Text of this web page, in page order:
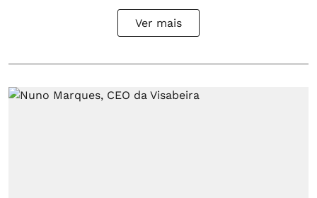
Ver mais